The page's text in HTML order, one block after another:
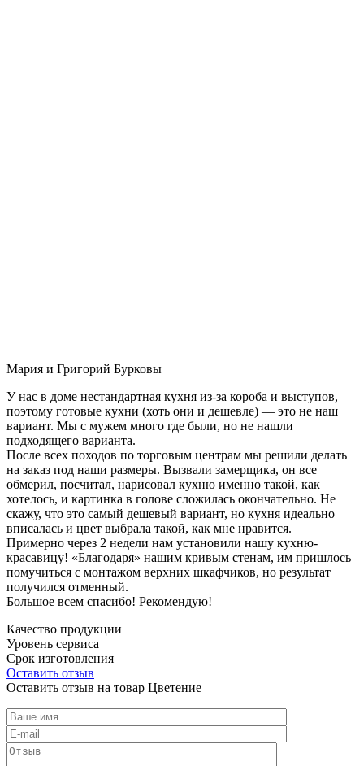
Мария и Григорий Бурковы
У нас в доме нестандартная кухня из-за короба и выступов,
поэтому готовые кухни (хоть они и дешевле) — это не наш
вариант. Мы с мужем много где были, но не нашли
подходящего варианта.
После всех походов по торговым центрам мы решили делать
на заказ под наши размеры. Вызвали замерщика, он все
обмерил, посчитал, нарисовал кухню именно такой, как
хотелось, и картинка в голове сложилась окончательно. Не
скажу, что это самый дешевый вариант, но кухня идеально
вписалась и цвет выбрала такой, как мне нравится.
Примерно через 2 недели нам установили нашу кухню-
красавицу! «Благодаря» нашим кривым стенам, им пришлось
помучиться с монтажом верхних шкафчиков, но результат
получился отменный.
Большое всем спасибо! Рекомендую!
Качество продукции
Уровень сервиса
Срок изготовления
Оставить отзыв
Оставить отзыв на товар Цветение